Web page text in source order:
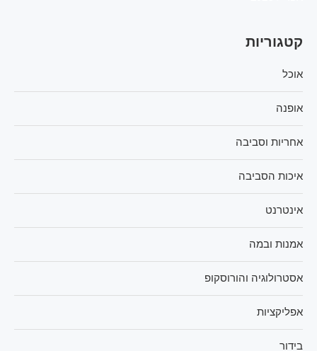
קטגוריות
אוכל
אופנה
אחריות וסביבה
איכות הסביבה
אינטרנט
אמנות ובמה
אסטרולוגיה והורוסקופ
אפליקציות
בידור